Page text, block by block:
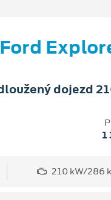
dojezd
1
210 kW/286 k